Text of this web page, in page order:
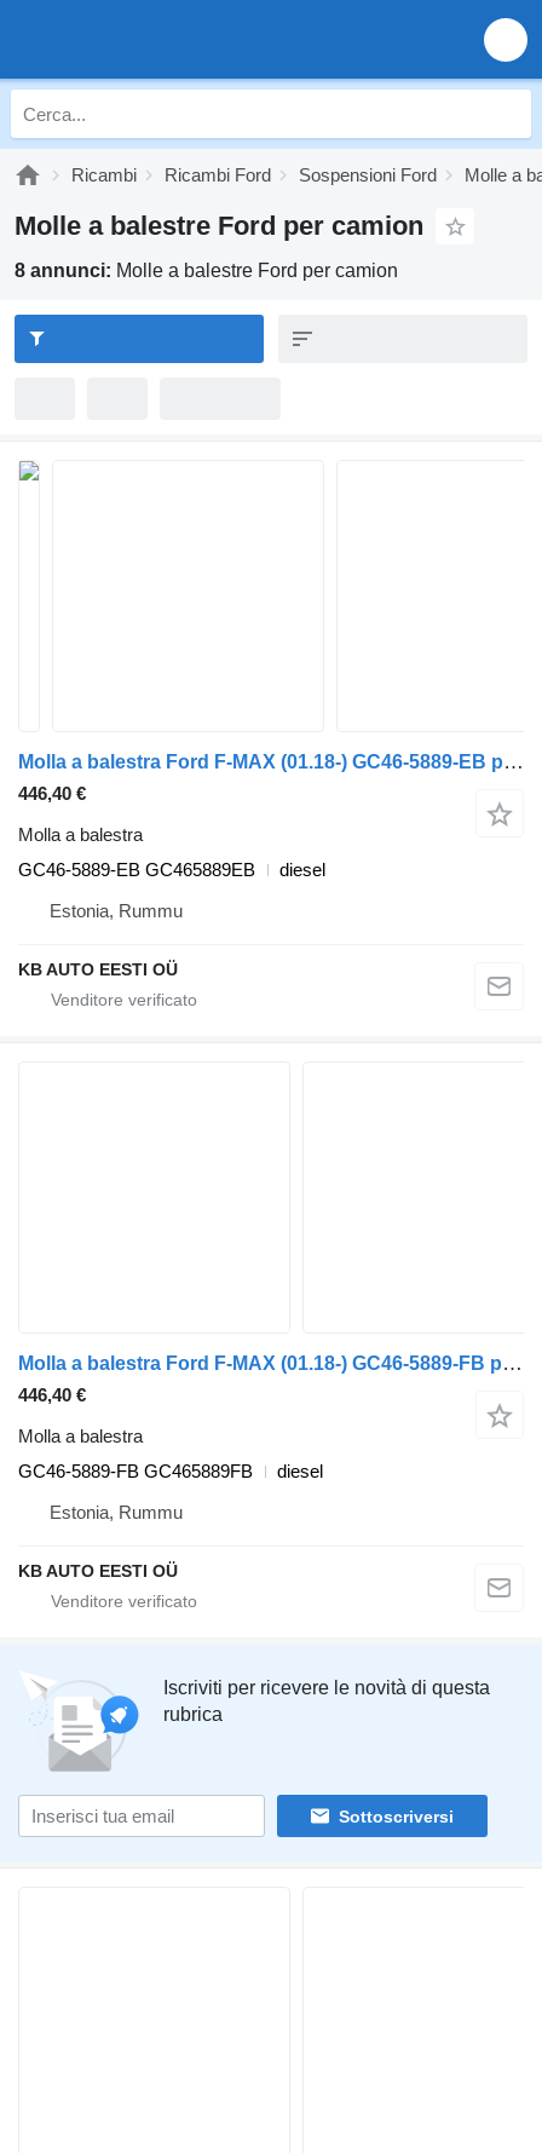
Ricambi Ricambi Ford Sospensioni Ford Molle a
Molle a balestre Ford per camion
8 annunci: Molle a balestre Ford per camion
Molla a balestra Ford F-MAX (01.18-) GC46-5889-EB per camion Ford F-MAX (01.18-)
446,40 €
Molla a balestra
GC46-5889-EB GC465889EB
diesel
Estonia, Rummu
KB AUTO EESTI OÜ
Molla a balestra Ford F-MAX (01.18-) GC46-5889-FB per camion Ford F-MAX (01.18-)
446,40 €
Molla a balestra
GC46-5889-FB GC465889FB
diesel
Estonia, Rummu
KB AUTO EESTI OÜ
Iscriviti per ricevere le novità di questa
rubrica
Sottoscriversi